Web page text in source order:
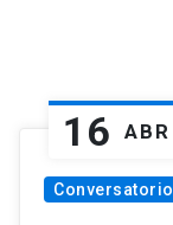
16 ABR
Conversatorio